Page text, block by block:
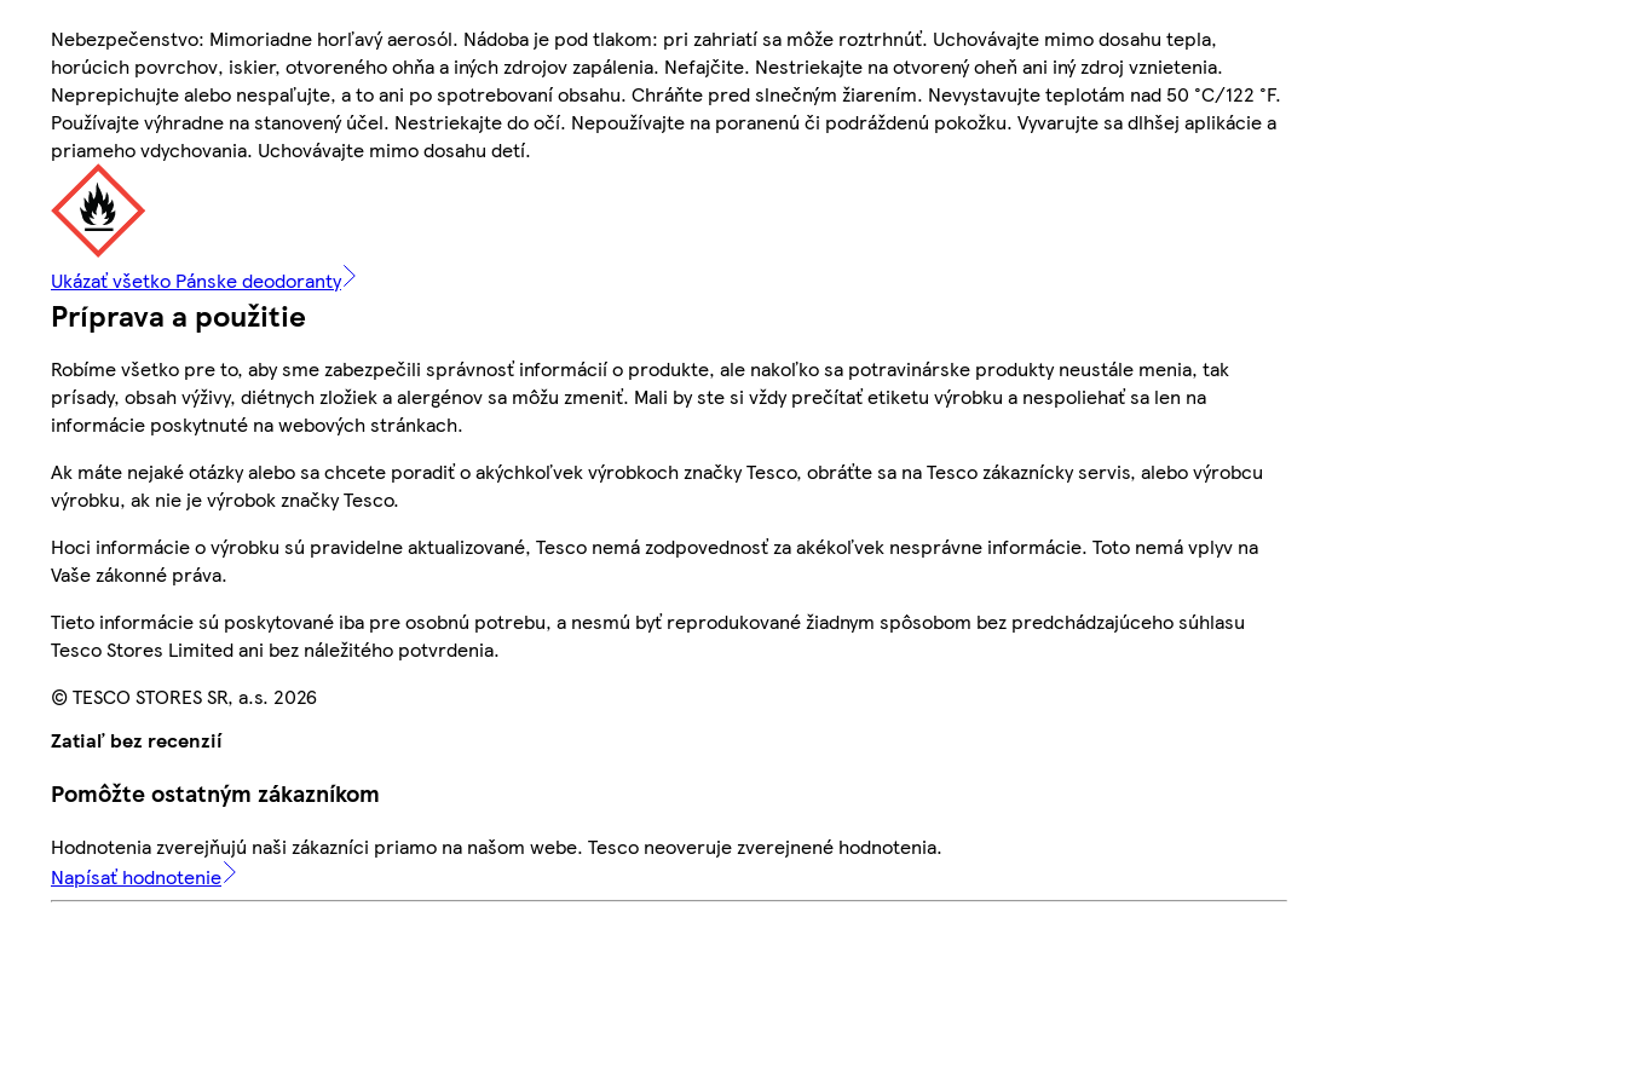
Nebezpečenstvo: Mimoriadne horľavý aerosól. Nádoba je pod tlakom: pri zahriatí sa môže roztrhnúť. Uchovávajte mimo dosahu tepla,
horúcich povrchov, iskier, otvoreného ohňa a iných zdrojov zapálenia. Nefajčite. Nestriekajte na otvorený oheň ani iný zdroj vznietenia.
Neprepichujte alebo nespaľujte, a to ani po spotrebovaní obsahu. Chráňte pred slnečným žiarením. Nevystavujte teplotám nad 50 °C/122 °F.
Používajte výhradne na stanovený účel. Nestriekajte do očí. Nepoužívajte na poranenú či podráždenú pokožku. Vyvarujte sa dlhšej aplikácie a
priameho vdychovania. Uchovávajte mimo dosahu detí.
Ukázať všetko Pánske deodoranty
Príprava a použitie
Robíme všetko pre to, aby sme zabezpečili správnosť informácií o produkte, ale nakoľko sa potravinárske produkty neustále menia, tak
prísady, obsah výživy, diétnych zložiek a alergénov sa môžu zmeniť. Mali by ste si vždy prečítať etiketu výrobku a nespoliehať sa len na
informácie poskytnuté na webových stránkach.
Ak máte nejaké otázky alebo sa chcete poradiť o akýchkoľvek výrobkoch značky Tesco, obráťte sa na Tesco zákaznícky servis, alebo výrobcu
výrobku, ak nie je výrobok značky Tesco.
Hoci informácie o výrobku sú pravidelne aktualizované, Tesco nemá zodpovednosť za akékoľvek nesprávne informácie. Toto nemá vplyv na
Vaše zákonné práva.
Tieto informácie sú poskytované iba pre osobnú potrebu, a nesmú byť reprodukované žiadnym spôsobom bez predchádzajúceho súhlasu
Tesco Stores Limited ani bez náležitého potvrdenia.
© TESCO STORES SR, a.s. 2026
Zatiaľ bez recenzií
Pomôžte ostatným zákazníkom
Hodnotenia zverejňujú naši zákazníci priamo na našom webe. Tesco neoveruje zverejnené hodnotenia.
Napísať hodnotenie